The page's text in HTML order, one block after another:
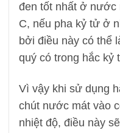
đen tốt nhất ở nước
C, nếu pha kỷ tử ở
bởi điều này có thể
quý có trong hắc kỷ
Vì vậy khi sử dụng
chút nước mát vào
nhiệt độ, điều này